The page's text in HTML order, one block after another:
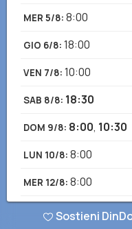
MER 5/8: 8:00
GIO 6/8: 18:00
VEN 7/8: 10:00
SAB 8/8: 18:30
DOM 9/8: 8:00, 10:30
LUN 10/8: 8:00
MER 12/8: 8:00
GIO 13/8 18:00
Sostieni